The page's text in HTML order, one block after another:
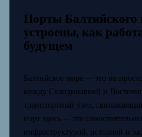
Порты Балтийского
устроены, как
будущем
Балтийское море — это не
между Скандинавией и
транспортный узел,
порт здесь — это
инфраструктурой, историей и